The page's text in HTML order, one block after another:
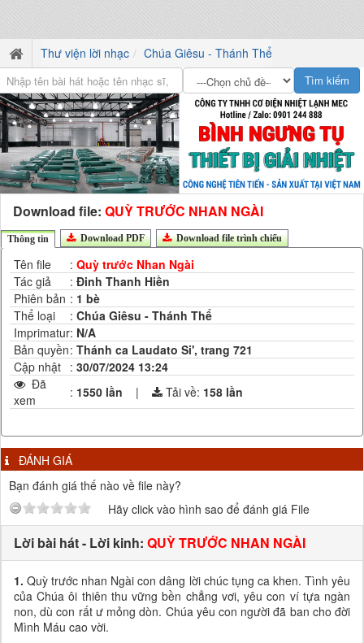
Thư viện lời nhạc Chúa Giêsu - Thánh Thể
Download file: QUỲ TRƯỚC NHAN NGÀI
Thông tin Download PDF Download file trình chiếu
Tên file : Quỳ trước Nhan Ngài
Tác giả
: Đinh Thanh Hiền
Phiên bản : 1 bè
Thể loại
: Chúa Giêsu - Thánh Thể
Imprimatur: N/A
Bản quyền: Thánh ca Laudato Si', trang 721
Cập nhật : 30/07/2024 13:24
Đã
xem
: 1550 lần | Tải về: 158 lần
ĐÁNH GIÁ
Bạn đánh giá thế nào về file này?
Hãy click vào hình sao để đánh giá File
Lời bài hát - Lời kinh: QUỲ TRƯỚC NHAN NGÀI
1.Quỳ trước nhan Ngài con dâng lời chúc tụng ca khen. Tình yêu
của Chúa ôi thiên thu vững bền chẳng vơi, yêu con ví tựa ngàn
non, dù con rất ư mỏng dòn. Chúa yêu con người đã ban cho đời
Mình Máu cao vời.